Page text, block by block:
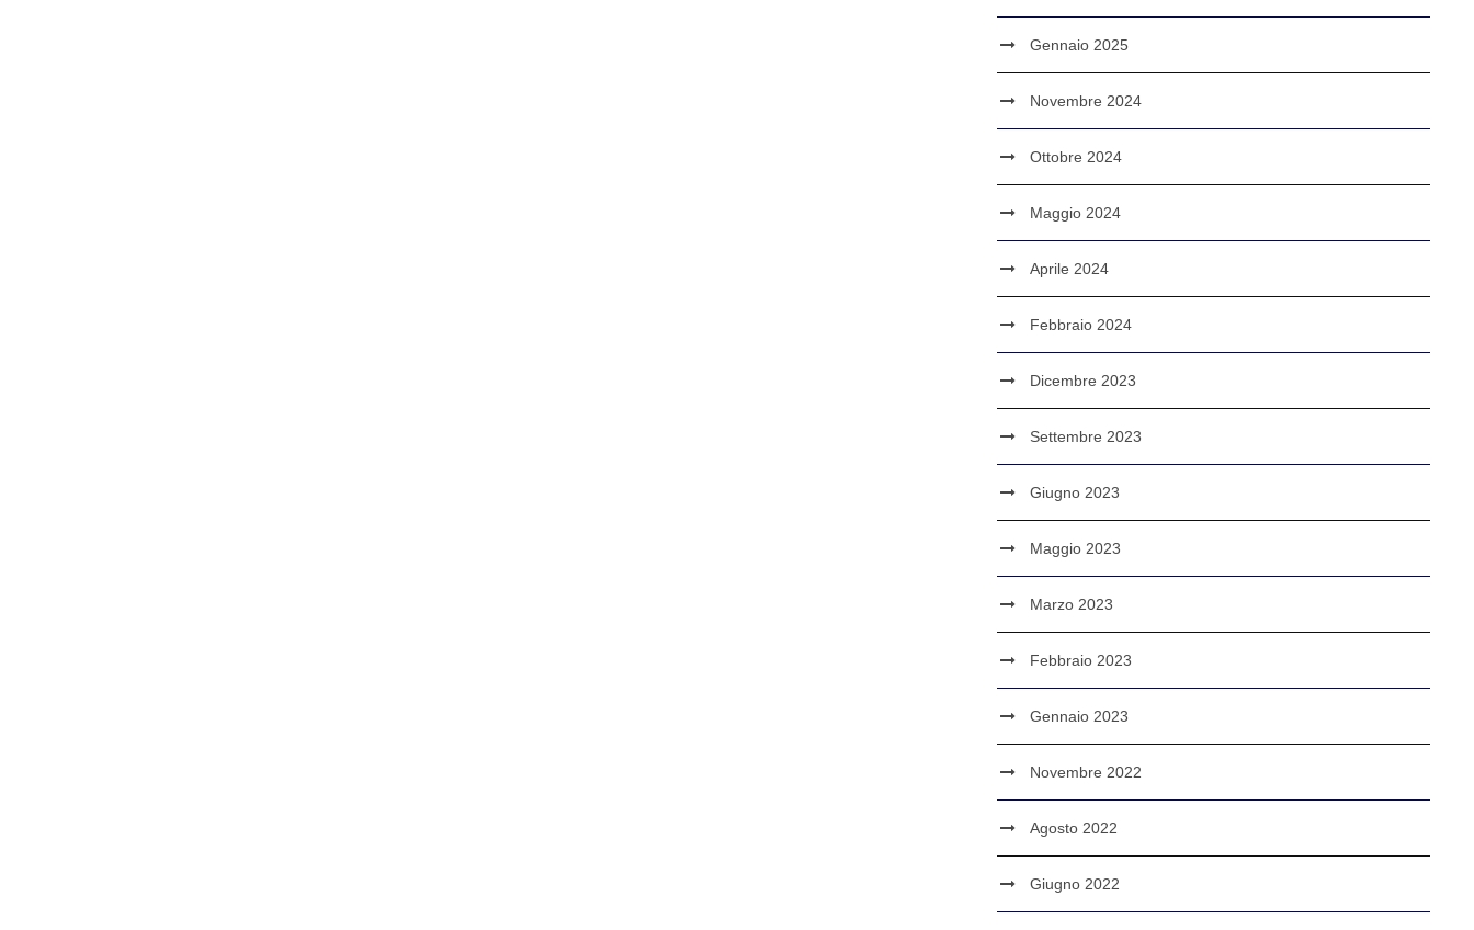
Gennaio 2025
Novembre 2024
Ottobre 2024
Maggio 2024
Aprile 2024
Febbraio 2024
Dicembre 2023
Settembre 2023
Giugno 2023
Maggio 2023
Marzo 2023
Febbraio 2023
Gennaio 2023
Novembre 2022
Agosto 2022
Giugno 2022